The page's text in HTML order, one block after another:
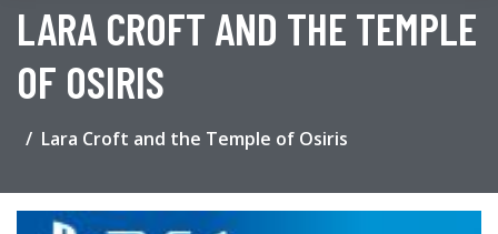
LARA CROFT AND THE TEMPLE
OF OSIRIS
Lara Croft and the Temple of Osiris